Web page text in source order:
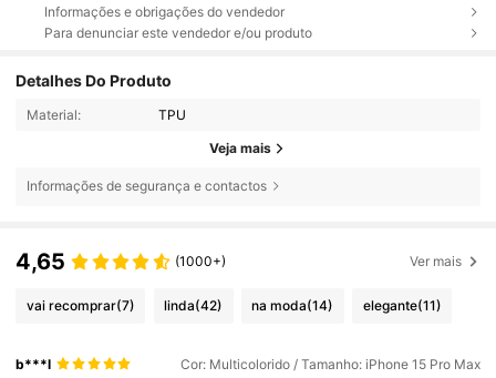
Informações e obrigações do vendedor
Para denunciar este vendedor e/ou produto
Detalhes Do Produto
Material: TPU
Veja mais
Informações de segurança e contactos
4,65 (1000+) Ver mais
vai recomprar(7) linda(42) na moda(14) elegante(11)
b***l Cor: Multicolorido / Tamanho: iPhone 15 Pro Max